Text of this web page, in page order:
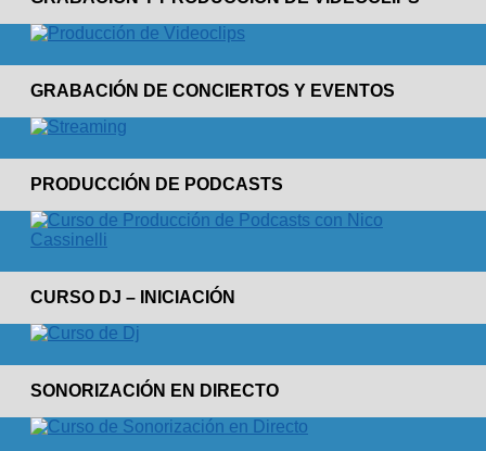
GRABACIÓN DE CONCIERTOS Y EVENTOS
PRODUCCIÓN DE PODCASTS
CURSO DJ – INICIACIÓN
SONORIZACIÓN EN DIRECTO